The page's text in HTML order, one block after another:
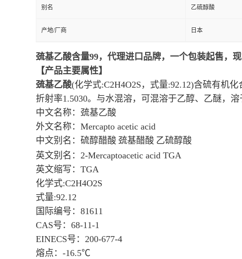
别名 乙硫醇酸
产地/厂商 日本
巯基乙酸含量99，代理进口品牌，一个包装起售，
【产品主要属性】
巯基乙酸(化学式:C2H4O2S ，式量:92.12)含硫有机化
折射率1.5030。与水混溶，可混溶于乙醇、乙醚，
中文名称：巯基乙酸
外文名称： Mercapto acetic acid
中文别名：硫醇醋酸 巯基醋酸 乙硫醇酸
英文别名： 2-Mercaptoacetic acid TGA
英文缩写： TGA
化学式:C2H4O2S
式量:92.12
国际编号： 81611
CAS号： 68-11-1
EINECS号： 200-677-4
熔点： -16.5℃